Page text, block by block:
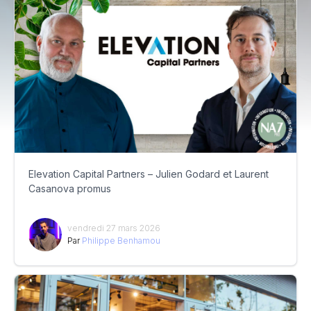
Elevation Capital Partners – Julien Godard et Laurent
Casanova promus
vendredi 27 mars 2026
Par Philippe Benhamou